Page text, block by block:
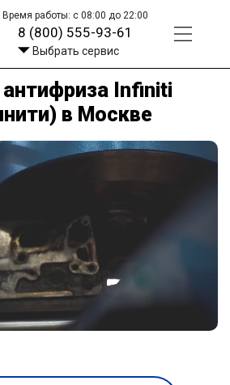
Время работы: с 08:00 до 22:00
8 (800) 555-93-61
Выбрать сервис
Infiniti
в Москве